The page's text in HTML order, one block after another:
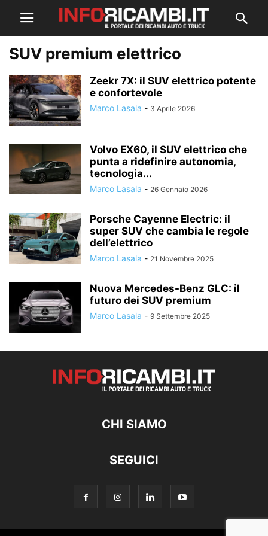
SUV premium elettrico
Zeekr 7X: il SUV elettrico potente
e confortevole
Marco Lasala - 3 Aprile 2026
Volvo EX60, il SUV elettrico che
punta a ridefinire autonomia,
tecnologia...
Marco Lasala - 26 Gennaio 2026
Porsche Cayenne Electric: il
super SUV che cambia le regole
dell’elettrico
Marco Lasala - 21 Novembre 2025
Nuova Mercedes-Benz GLC: il
futuro dei SUV premium
Marco Lasala - 9 Settembre 2025
CHI SIAMO
SEGUICI